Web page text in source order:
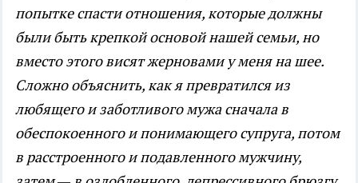
попытке спасти отношения, которые должны
были быть крепкой основой нашей семьи, но
вместо этого висят жерновами у меня на шее.
Сложно объяснить, как я превратился из
любящего и заботливого мужа сначала в
обеспокоенного и понимающего супруга, потом
в расстроенного и подавленного мужчину,